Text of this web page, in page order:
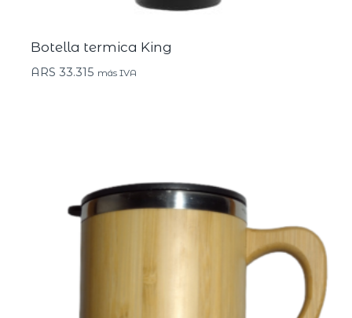
Botella termica King
ARS 33.315 más IVA